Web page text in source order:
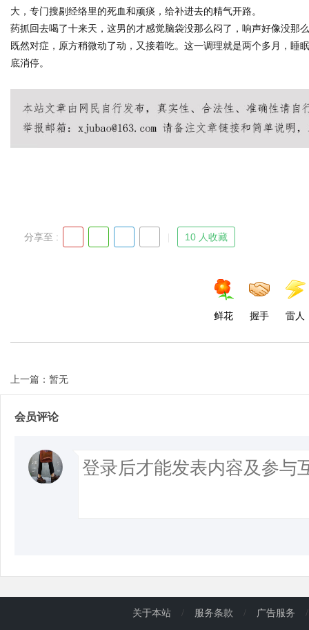
大，专门搜剔经络里的死血和顽痰，给补进去的精气开路。
药抓回去喝了十来天，这男的才感觉脑袋没那么闷了，响声好像没那
既然对症，原方稍微动了动，又接着吃。这一调理就是两个多月，睡
底消停。
分享至 : 10 人收藏
鲜花 握手 雷人
上一篇：暂无
会员评论
关于本站 / 服务条款 / 广告服务 /